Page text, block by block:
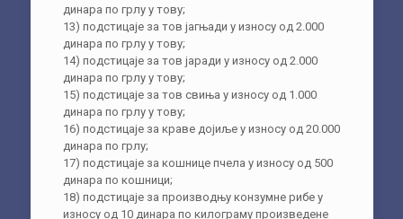
динара по грлу у тову;
13) подстицаје за тов јагњади у износу од 2.000
динара по грлу у тову;
14) подстицаје за тов јаради у износу од 2.000
динара по грлу у тову;
15) подстицаје за тов свиња у износу од 1.000
динара по грлу у тову;
16) подстицаје за краве дојиље у износу од 20.000
динара по грлу;
17) подстицаје за кошнице пчела у износу од 500
динара по кошници;
18) подстицаје за производњу конзумне рибе у
износу од 10 динара по килограму произведене